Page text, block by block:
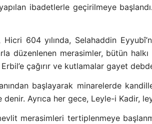
ibadetlerle geçirilmeye
604 yılında, Selahaddin
düzenlenen merasimler, bütün
çağırır ve kutlamalar gayet
başlayarak minarelerde
Ayrıca her gece, Leyle-i Kadir,
merasimleri tertiplenmeye